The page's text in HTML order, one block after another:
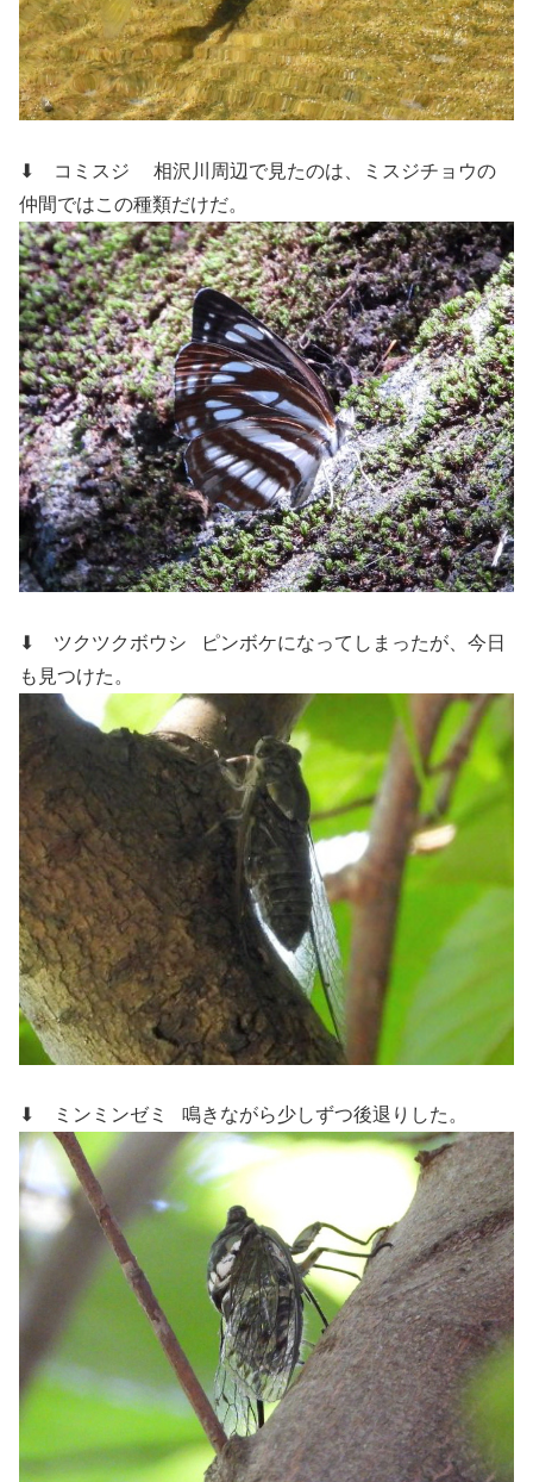
⬇ コミスジ 相沢川周辺で見たのは、ミスジチョウの
仲間ではこの種類だけだ。
⬇ ツクツクボウシ
ピンボケになってしまったが、今日
も見つけた。
⬇ ミンミンゼミ 鳴きながら少しずつ後退りした。